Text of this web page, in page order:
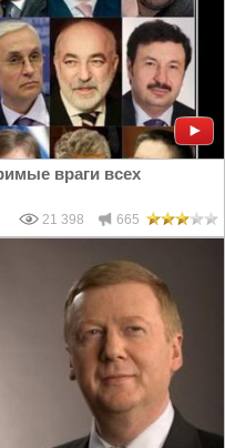
враги всех
21 398 665